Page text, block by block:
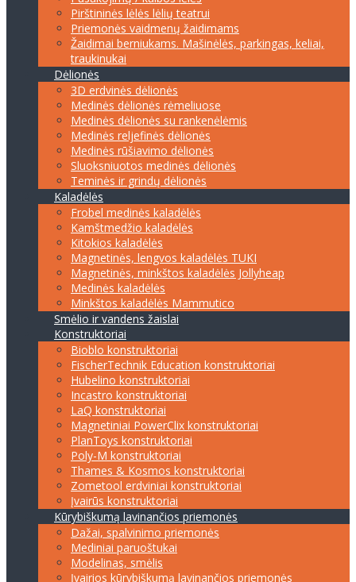
Pirštininės lėlės lėlių teatrui
Priemonės vaidmenų žaidimams
Žaidimai berniukams. Mašinėlės, parkingas, keliai,
traukinukai
Dėlionės
3D erdvinės dėlionės
Medinės dėlionės rėmeliuose
Medinės dėlionės su rankenėlėmis
Medinės reljefinės dėlionės
Medinės rūšiavimo dėlionės
Sluoksniuotos medinės dėlionės
Teminės ir grindų dėlionės
Kaladėlės
Frobel medinės kaladėlės
Kamštmedžio kaladėlės
Kitokios kaladėlės
Magnetinės, lengvos kaladėlės TUKI
Magnetinės, minkštos kaladėlės Jollyheap
Medinės kaladėlės
Minkštos kaladėlės Mammutico
Smėlio ir vandens žaislai
Konstruktoriai
Bioblo konstruktoriai
FischerTechnik Education konstruktoriai
Hubelino konstruktoriai
Incastro konstruktoriai
LaQ konstruktoriai
Magnetiniai PowerClix konstruktoriai
PlanToys konstruktoriai
Poly-M konstruktoriai
Thames & Kosmos konstruktoriai
Zometool erdviniai konstruktoriai
Įvairūs konstruktoriai
Kūrybiškumą lavinančios priemonės
Dažai, spalvinimo priemonės
Mediniai paruoštukai
Modelinas, smėlis
Įvairios kūrybiškumą lavinančios priemonės